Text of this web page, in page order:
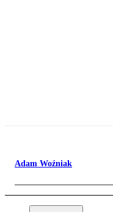
Adam Woźniak